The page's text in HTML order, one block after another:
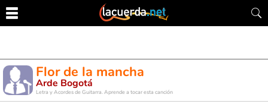
Flor de la mancha
Arde Bogotá
Letra y Acordes de Guitarra. Aprende a tocar esta canción